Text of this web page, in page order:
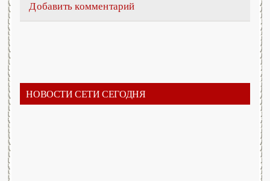
Добавить комментарий
НОВОСТИ СЕТИ СЕГОДНЯ